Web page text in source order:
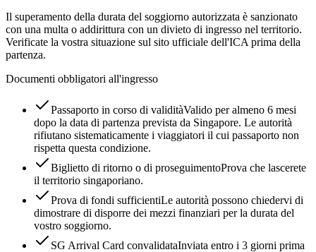
Il superamento della durata del soggiorno autorizzata è sanzionato
con una multa o addirittura con un divieto di ingresso nel territorio.
Verificate la vostra situazione sul sito ufficiale dell'ICA prima della
partenza.
Documenti obbligatori all'ingresso
Passaporto in corso di validitàValido per almeno 6 mesi
dopo la data di partenza prevista da Singapore. Le autorità
rifiutano sistematicamente i viaggiatori il cui passaporto non
rispetta questa condizione.
Biglietto di ritorno o di proseguimentoProva che lascerete
il territorio singaporiano.
Prova di fondi sufficientiLe autorità possono chiedervi di
dimostrare di disporre dei mezzi finanziari per la durata del
vostro soggiorno.
SG Arrival Card convalidataInviata entro i 3 giorni prima